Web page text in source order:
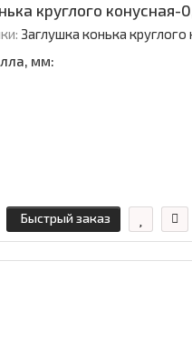
круглого конусная-
Заглушка конька круглого
мм:
Быстрый заказ